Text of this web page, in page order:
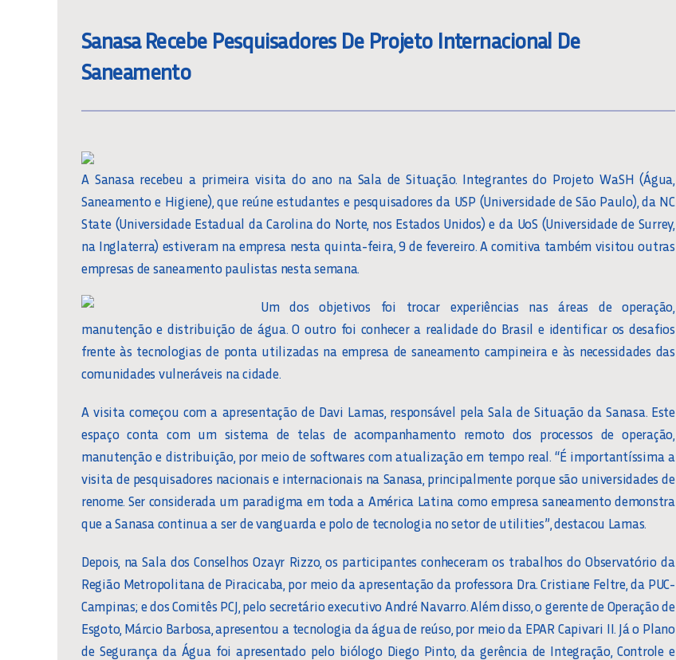
Sanasa Recebe Pesquisadores De Projeto Internacional De
Saneamento
A Sanasa recebeu a primeira visita do ano na Sala de Situação. Integrantes do Projeto WaSH (Água,
Saneamento e Higiene), que reúne estudantes e pesquisadores da USP (Universidade de São Paulo), da NC
State (Universidade Estadual da Carolina do Norte, nos Estados Unidos) e da UoS (Universidade de Surrey,
na Inglaterra) estiveram na empresa nesta quinta-feira, 9 de fevereiro. A comitiva também visitou outras
empresas de saneamento paulistas nesta semana.
Um dos objetivos foi trocar experiências nas áreas de operação,
manutenção e distribuição de água. O outro foi conhecer a realidade do Brasil e identificar os desafios
frente às tecnologias de ponta utilizadas na empresa de saneamento campineira e às necessidades das
comunidades vulneráveis na cidade.
A visita começou com a apresentação de Davi Lamas, responsável pela Sala de Situação da Sanasa. Este
espaço conta com um sistema de telas de acompanhamento remoto dos processos de operação,
manutenção e distribuição, por meio de softwares com atualização em tempo real. “É importantíssima a
visita de pesquisadores nacionais e internacionais na Sanasa, principalmente porque são universidades de
renome. Ser considerada um paradigma em toda a América Latina como empresa saneamento demonstra
que a Sanasa continua a ser de vanguarda e polo de tecnologia no setor de utilities”, destacou Lamas.
Depois, na Sala dos Conselhos Ozayr Rizzo, os participantes conheceram os trabalhos do Observatório da
Região Metropolitana de Piracicaba, por meio da apresentação da professora Dra. Cristiane Feltre, da PUC-
Campinas; e dos Comitês PCJ, pelo secretário executivo André Navarro. Além disso, o gerente de Operação de
Esgoto, Márcio Barbosa, apresentou a tecnologia da água de reúso, por meio da EPAR Capivari II. Já o Plano
de Segurança da Água foi apresentado pelo biólogo Diego Pinto, da gerência de Integração, Controle e